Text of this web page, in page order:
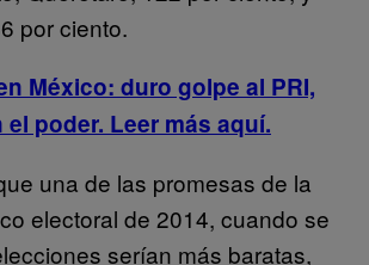
por ciento.
México: duro golpe al PRI,
poder. Leer más aquí.
una de las promesas de la
electoral de 2014, cuando se
serían más baratas,